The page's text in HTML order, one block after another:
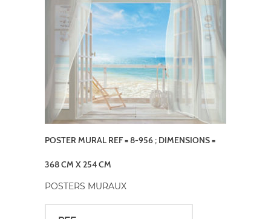
POSTER MURAL REF = 8-956 ; DIMENSIONS =
368 CM X 254 CM
POSTERS MURAUX